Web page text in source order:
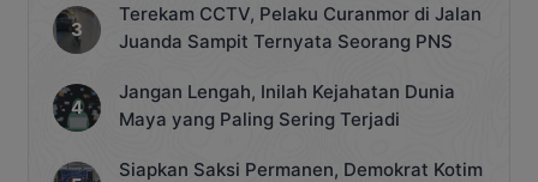
Terekam CCTV, Pelaku Curanmor di Jalan
Juanda Sampit Ternyata Seorang PNS
Jangan Lengah, Inilah Kejahatan Dunia
Maya yang Paling Sering Terjadi
Siapkan Saksi Permanen, Demokrat Kotim